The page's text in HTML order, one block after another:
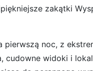
zakątki
pierwszą noc, z
cudowne widoki i